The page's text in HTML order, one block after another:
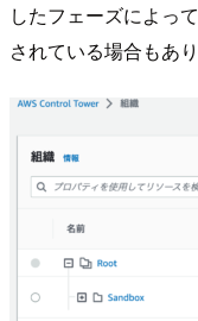
したフェーズによっ
されている場合もあり